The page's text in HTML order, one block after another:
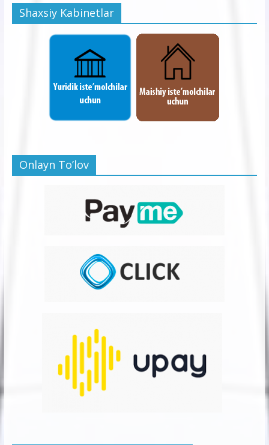
Shaxsiy Kabinetlar
Onlayn To’lov